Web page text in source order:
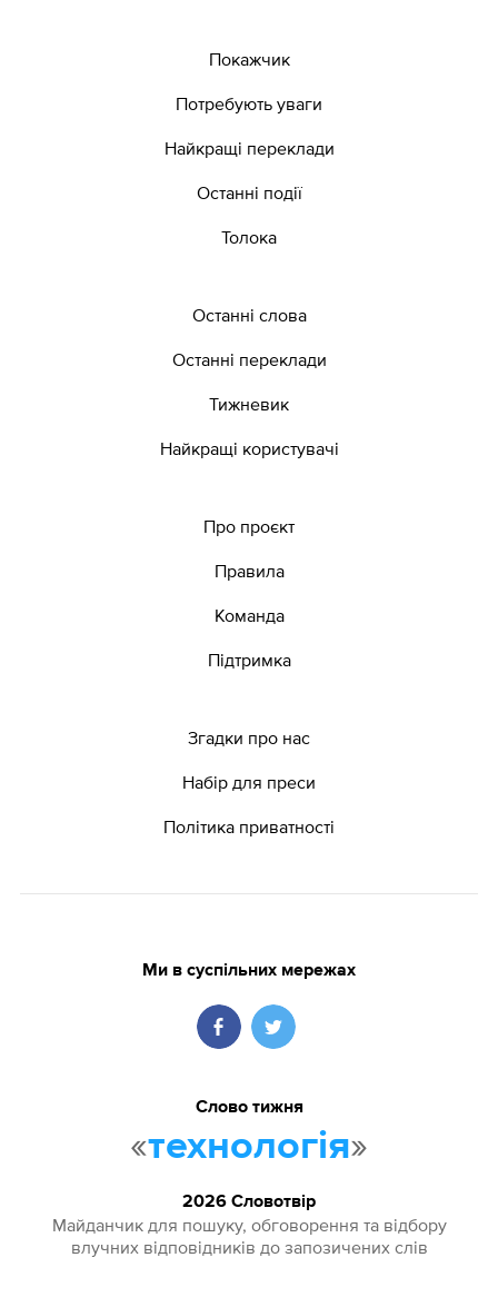
Покажчик
Потребують уваги
Найкращі переклади
Останні події
Толока
Останні слова
Останні переклади
Тижневик
Найкращі користувачі
Про проєкт
Правила
Команда
Підтримка
Згадки про нас
Набір для преси
Політика приватності
Ми в суспільних мережах
Слово тижня
«технологія»
2026 Словотвір
Майданчик для пошуку, обговорення та відбору
влучних відповідників до запозичених слів